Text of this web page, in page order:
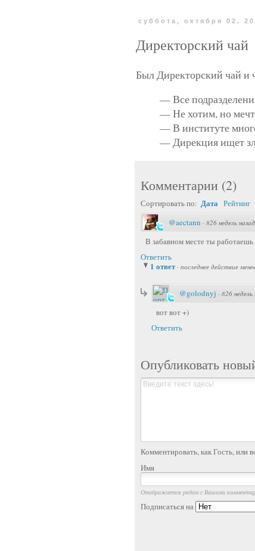
суббота, октября 02,
Директорский чай
Был Директорский чай и
— Все
— Не хотим, но
— В институте
— Дирекция ищет
Комментарии (2)
Сортировать по: Дата Рейтинг
@aectann · 826 недель назад
В забавном месте ты
Ответить
1 ответ · последнее действие
@golodnyj · 826 недель
вот вот +)
Ответить
Опубликовать
Комментировать, как Гость, или
Имя
Отображается рядом с Вашими
Подписаться на